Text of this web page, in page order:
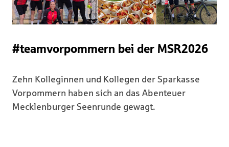
#teamvorpommern bei der MSR2026
Zehn Kolleginnen und Kollegen der Sparkasse
Vorpommern haben sich an das Abenteuer
Mecklenburger Seenrunde gewagt.